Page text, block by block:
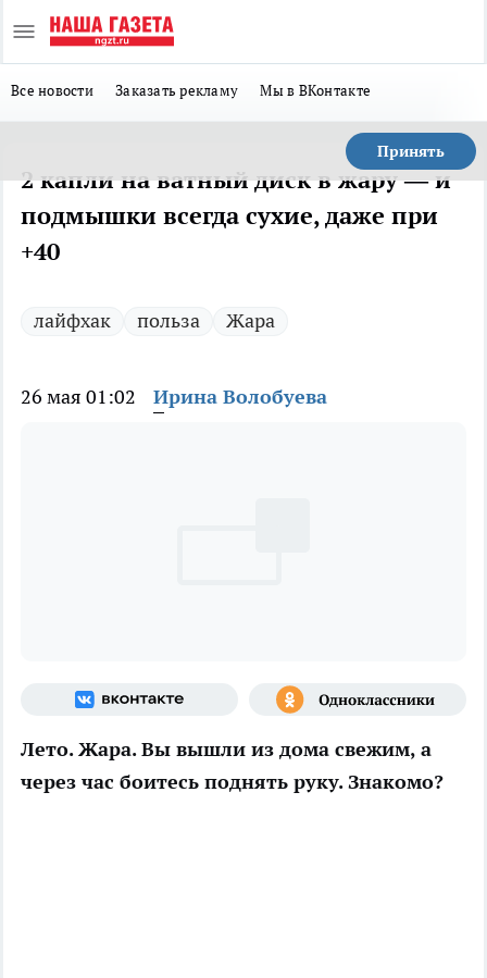
Все новости Заказать рекламу Мы в ВКонтакте
Принять
2 капли на ватный диск в жару — и
подмышки всегда сухие, даже при
+40
лайфхак польза Жара
26 мая 01:02 Ирина Волобуева
Лето. Жара. Вы вышли из дома свежим, а
через час боитесь поднять руку. Знакомо?